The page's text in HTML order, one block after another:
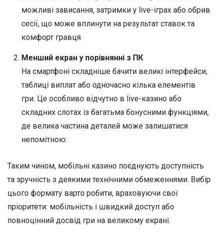
можливі зависання, затримки у live-іграх або обрив
сесії, що може вплинути на результат ставок та
комфорт гравця.
Менший екран у порівнянні з ПК
На смартфоні складніше бачити великі інтерфейси,
таблиці виплат або одночасно кілька елементів
гри. Це особливо відчутно в live-казино або
складних слотах із багатьма бонусними функціями,
де велика частина деталей може залишатися
непомітною.
Таким чином, мобільні казино поєднують доступність
та зручність з деякими технічними обмеженнями. Вибір
цього формату варто робити, враховуючи свої
пріоритети: мобільність і швидкий доступ або
повноцінний досвід гри на великому екрані.